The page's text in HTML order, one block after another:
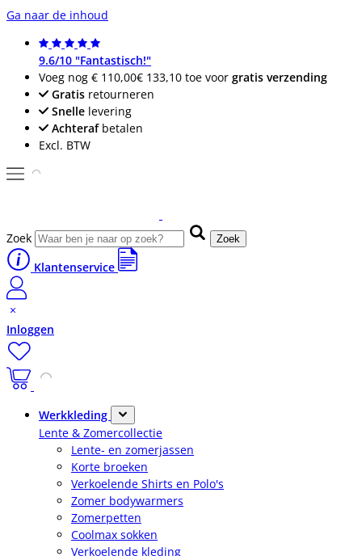
Ga naar de inhoud
9.6/10 "Fantastisch!"
Voeg nog € 110,00€ 133,10 toe voor gratis verzending
Gratis retourneren
Snelle levering
Achterafbetalen
Excl. BTW
Zoek Zoek
Klantenservice
Inloggen
Werkkleding
Lente & Zomercollectie
Lente- en zomerjassen
Korte broeken
Verkoelende Shirts en Polo's
Zomer bodywarmers
Zomerpetten
Coolmax sokken
Verkoelende kleding